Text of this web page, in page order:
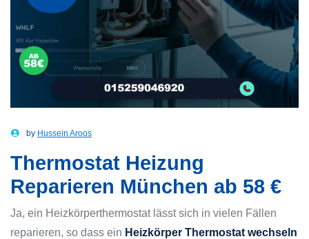
by Hussein Aroos
Thermostat Heizung
Reparieren München ab 58 €
Ja, ein Heizkörperthermostat lässt sich in vielen Fällen
reparieren, so dass ein Heizkörper Thermostat wechseln